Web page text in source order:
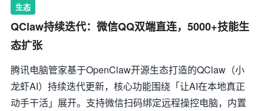
生态
QClaw持续迭代：微信QQ双端直连，5000+技能生
态扩张
腾讯电脑管家基于OpenClaw开源生态打造的QClaw（小
龙虾AI）持续迭代更新，核心功能围绕「让AI在本地真正
动手干活」展开。支持微信扫码绑定远程操控电脑，内置